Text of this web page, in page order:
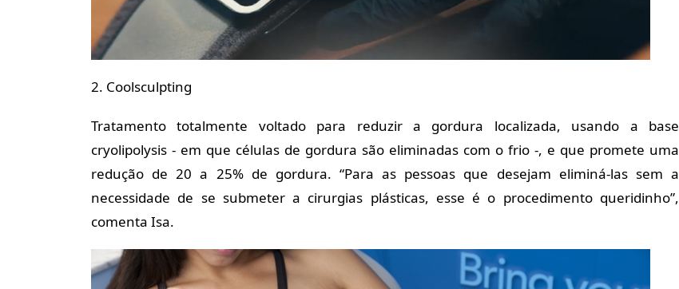
2. Coolsculpting
Tratamento totalmente voltado para reduzir a gordura localizada, usando a base
cryolipolysis - em que células de gordura são eliminadas com o frio -, e que promete uma
redução de 20 a 25% de gordura. “Para as pessoas que desejam eliminá-las sem a
necessidade de se submeter a cirurgias plásticas, esse é o procedimento queridinho”,
comenta Isa.